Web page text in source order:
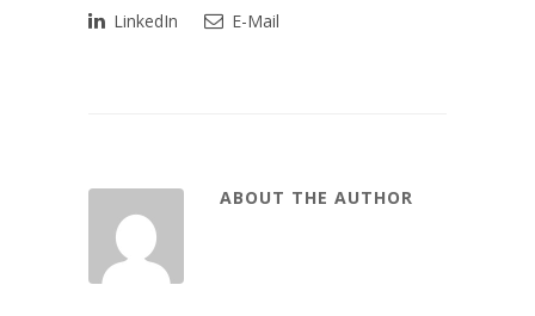
LinkedIn
E-Mail
ABOUT THE AUTHOR